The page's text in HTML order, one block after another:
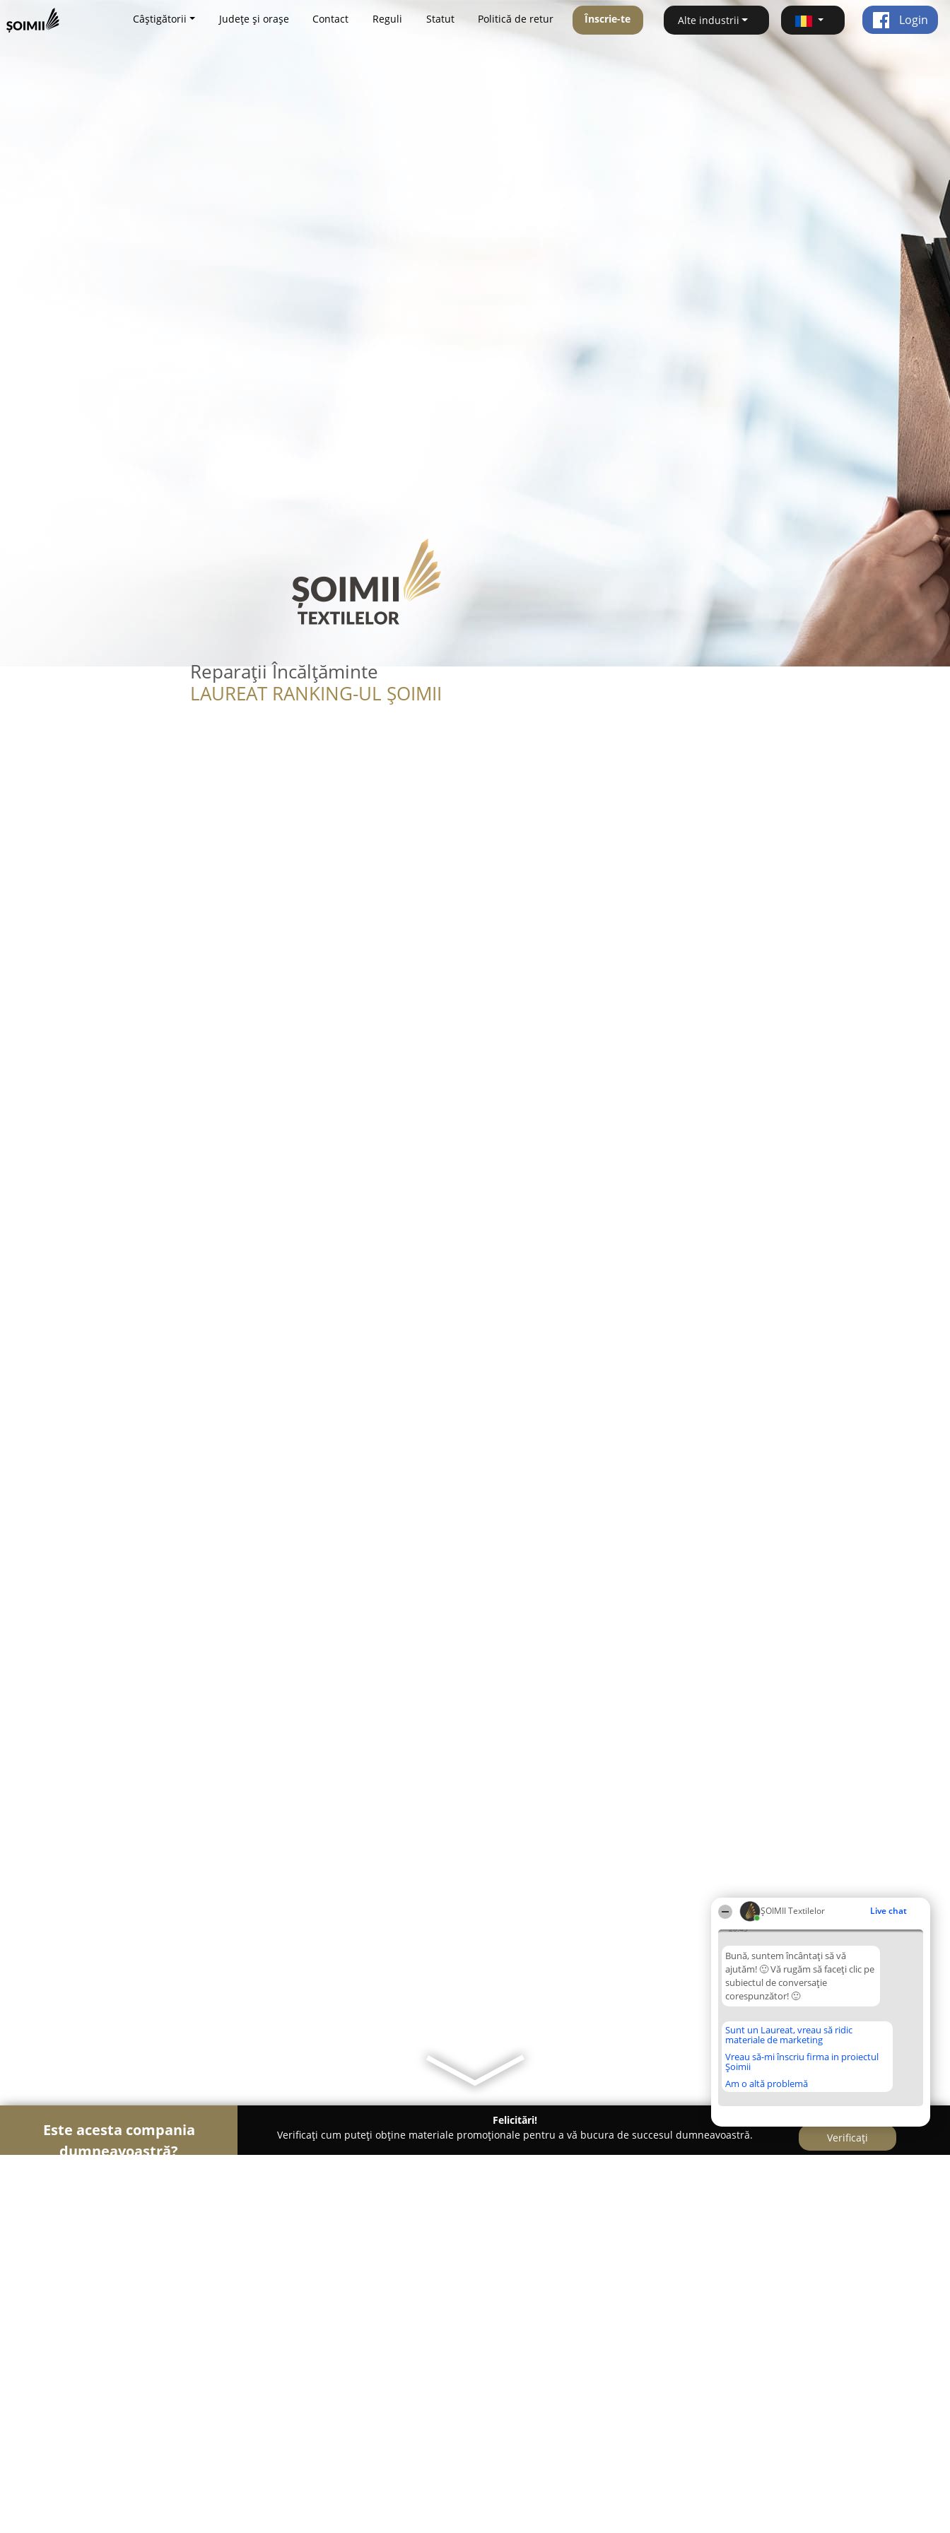
ȘOIMII Textilelor Live chat
20:45
Bună, suntem încântați să vă
ajutăm! 🙂 Vă rugăm să faceți clic pe
subiectul de conversație
corespunzător! 🙂
Sunt un Laureat, vreau să ridic
materiale de marketing
Vreau să-mi înscriu firma in proiectul
Șoimii
Am o altă problemă
Câștigătorii Județe și orașe Contact Reguli Statut Politică de retur Înscrie-te Alte industrii Login
Reparații Încălțăminte
LAUREAT RANKING-UL ȘOIMII
Este acesta compania
dumneavoastră?
Felicitări!
Verificați cum puteți obține materiale promoționale pentru a vă bucura de succesul dumneavoastră.
Verificați